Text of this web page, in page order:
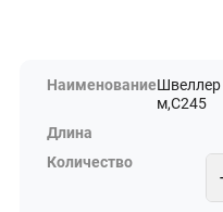
Швеллер
м,С245